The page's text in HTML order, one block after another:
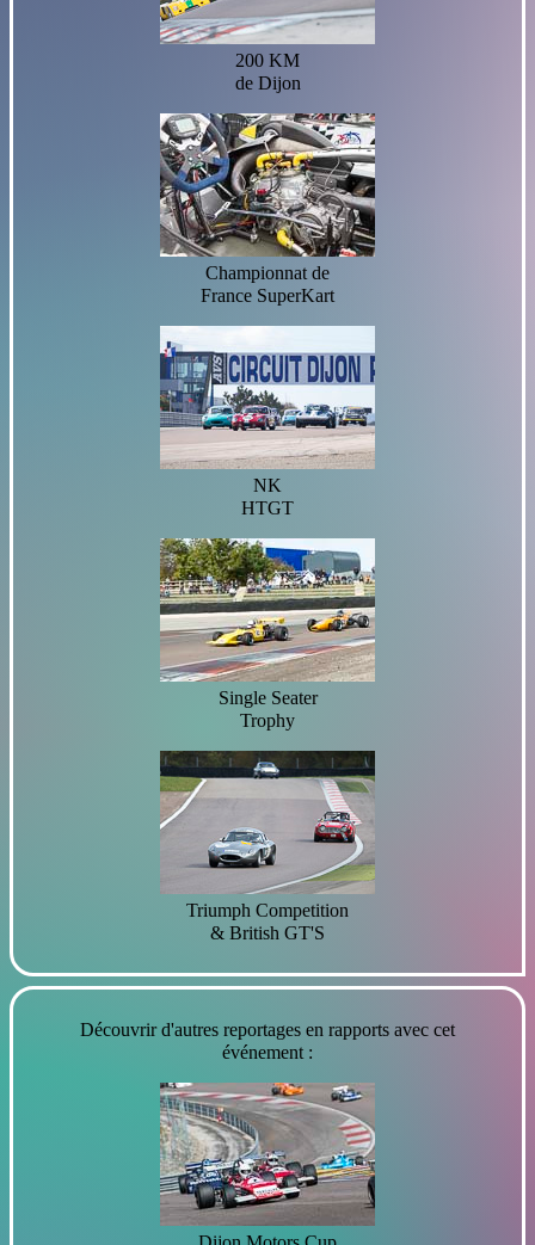
200 KM
de Dijon
Championnat de
France SuperKart
NK
HTGT
Single Seater
Trophy
Triumph Competition
& British GT'S
Découvrir d'autres reportages en rapports avec cet
événement :